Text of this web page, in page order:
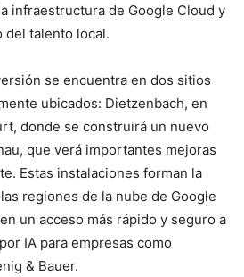
infraestructura de Google Cloud y
del talento local.
se encuentra en dos sitios
ubicados: Dietzenbach, en
donde se construirá un nuevo
que verá importantes mejoras
Estas instalaciones forman la
regiones de la nube de Google
un acceso más rápido y seguro a
IA para empresas como
& Bauer.